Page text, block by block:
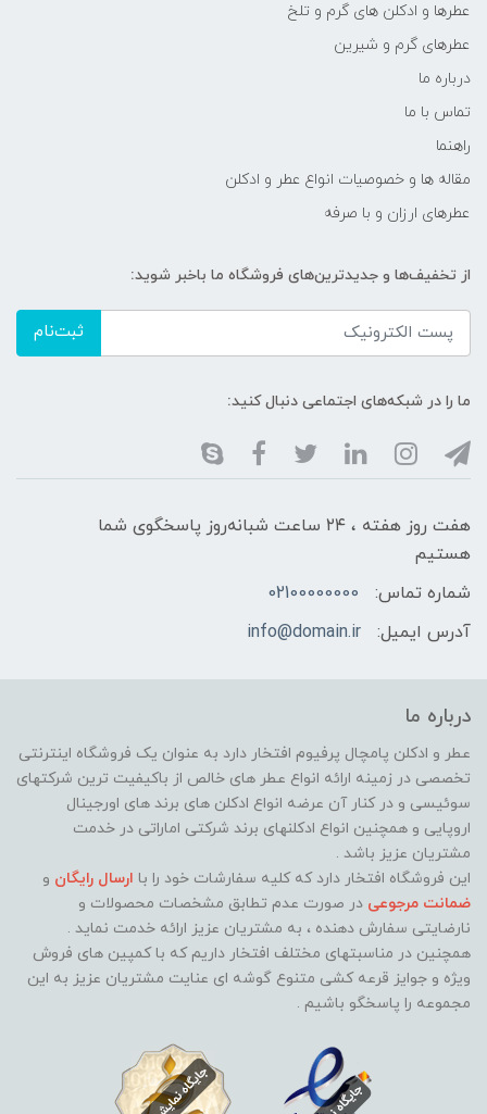
عطرها و ادکلن های گرم و تلخ
عطرهای گرم و شیرین
درباره ما
تماس با ما
راهنما
مقاله ها و خصوصیات انواع عطر و ادکلن
عطرهای ارزان و با صرفه
از تخفیف‌ها و جدیدترین‌های فروشگاه ما باخبر شوید:
ثبت‌نام
ما را در شبکه‌های اجتماعی دنبال کنید:
هفت روز هفته ، ۲۴ ساعت شبانه‌روز پاسخگوی شما
هستیم
شماره تماس:
02100000000
آدرس ایمیل:
info@domain.ir
درباره ما
عطر و ادکلن پامچال پرفیوم افتخار دارد به عنوان یک فروشگاه اینترنتی
تخصصی در زمینه ارائه انواع عطر های خالص از باکیفیت ترین شرکتهای
سوئیسی و در کنار آن عرضه انواع ادکلن های برند های اورجینال
اروپایی و همچنین انواع ادکلنهای برند شرکتی اماراتی در خدمت
مشتریان عزیز باشد .
این فروشگاه افتخار دارد که کلیه سفارشات خود را با ارسال رایگان و
ضمانت مرجوعی در صورت عدم تطابق مشخصات محصولات و
نارضایتی سفارش دهنده ، به مشتریان عزیز ارائه خدمت نماید ‌.
همچنین در مناسبتهای مختلف افتخار داریم که با کمپین های فروش
ویژه و جوایز قرعه کشی متنوع گوشه ای عنایت مشتریان عزیز به این
مجموعه را پاسخگو باشیم .